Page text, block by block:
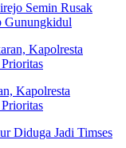
Semin Rusak
Gunungkidul
Kapolresta